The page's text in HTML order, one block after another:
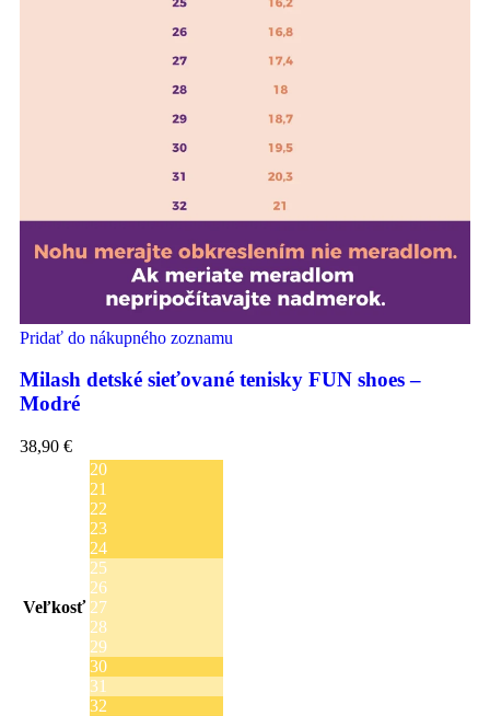
Pridať do nákupného zoznamu
Milash detské sieťované tenisky FUN shoes –
Modré
38,90 €
Veľkosť
20
21
22
23
24
25
26
27
28
29
30
31
32